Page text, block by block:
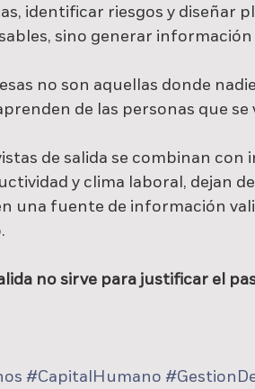
identificar riesgos y diseñar
sino generar
no son aquellas donde
de las personas que se
de salida se combinan con
y clima laboral, dejan
una fuente de información
no sirve para justificar el
#CapitalHumano